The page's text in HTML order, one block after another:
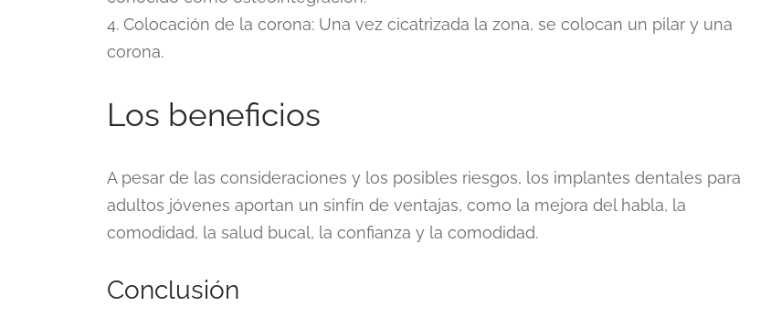
4. Colocación de la corona: Una vez cicatrizada la zona, se colocan un pilar y una
corona.
Los beneficios
A pesar de las consideraciones y los posibles riesgos, los implantes dentales para
adultos jóvenes aportan un sinfín de ventajas, como la mejora del habla, la
comodidad, la salud bucal, la confianza y la comodidad.
Conclusión